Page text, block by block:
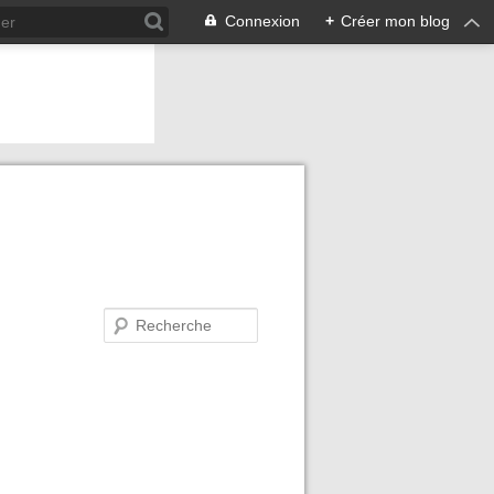
Connexion + Créer mon blog